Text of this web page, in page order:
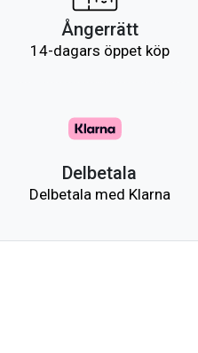
Ångerrätt
14-dagars öppet köp
Delbetala
Delbetala med Klarna